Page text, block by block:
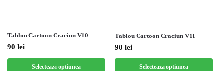
Tablou Cartoon Craciun V10
90 lei
Selecteaza optiunea
Tablou Cartoon Craciun V11
90 lei
Selecteaza optiunea